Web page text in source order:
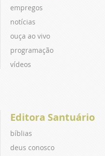
empregos
notícias
ouça ao vivo
programação
vídeos
Editora Santuário
bíblias
deus conosco